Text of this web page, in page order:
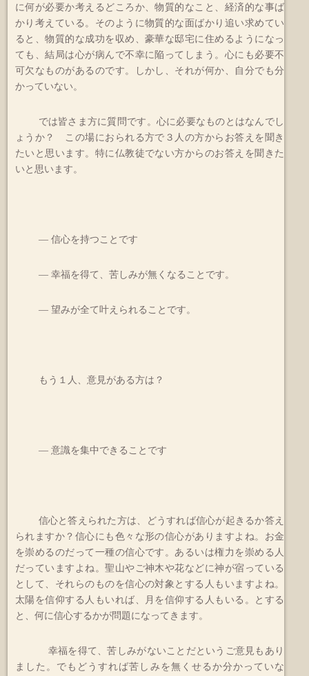
に何が必要か考えるどころか、物質的なこと、経済的な事ば
かり考えている。そのように物質的な面ばかり追い求めてい
ると、物質的な成功を収め、豪華な邸宅に住めるようになっ
ても、結局は心が病んで不幸に陥ってしまう。心にも必要不
可欠なものがあるのです。しかし、それが何か、自分でも分
かっていない。
では皆さま方に質問です。心に必要なものとはなんでし
ょうか？ この場におられる方で３人の方からお答えを聞き
たいと思います。特に仏教徒でない方からのお答えを聞きた
いと思います。
― 信心を持つことです
― 幸福を得て、苦しみが無くなることです。
― 望みが全て叶えられることです。
もう１人、意見がある方は？
― 意識を集中できることです
信心と答えられた方は、どうすれば信心が起きるか答え
られますか？信心にも色々な形の信心がありますよね。お金
を崇めるのだって一種の信心です。あるいは権力を崇める人
だっていますよね。聖山やご神木や花などに神が宿っている
として、それらのものを信心の対象とする人もいますよね。
太陽を信仰する人もいれば、月を信仰する人もいる。とする
と、何に信心するかが問題になってきます。
幸福を得て、苦しみがないことだというご意見もあり
ました。でもどうすれば苦しみを無くせるか分かっていな